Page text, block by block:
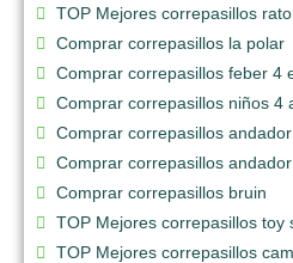
TOP Mejores correpasillos
Comprar correpasillos la polar
Comprar correpasillos feber 4
Comprar correpasillos niños 4
Comprar correpasillos
Comprar correpasillos
Comprar correpasillos bruin
TOP Mejores correpasillos toy
TOP Mejores correpasillos